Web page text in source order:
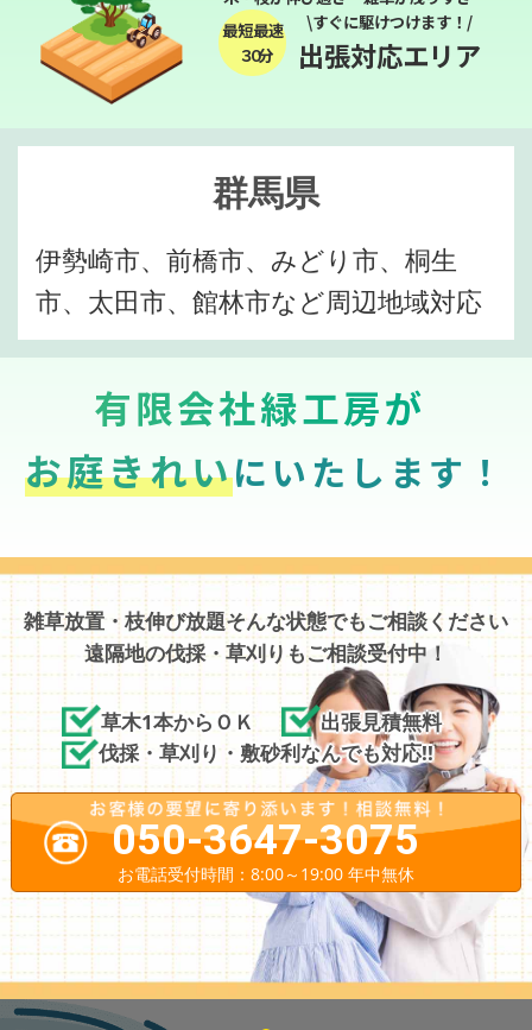
最短最速
３０分
\すぐに駆けつけます！/
出張対応エリア
群馬県
伊勢崎市、前橋市、みどり市、桐生
市、太田市、館林市など周辺地域対応
有限会社緑工房が
お庭きれいにいたします！
雑草放置・枝伸び放題そんな状態でもご相談ください
遠隔地の伐採・草刈りもご相談受付中！
草木1本からＯＫ
出張見積無料
伐採・草刈り・敷砂利なんでも対応!!
050-3647-3075
お電話受付時間：8:00～19:00 年中無休